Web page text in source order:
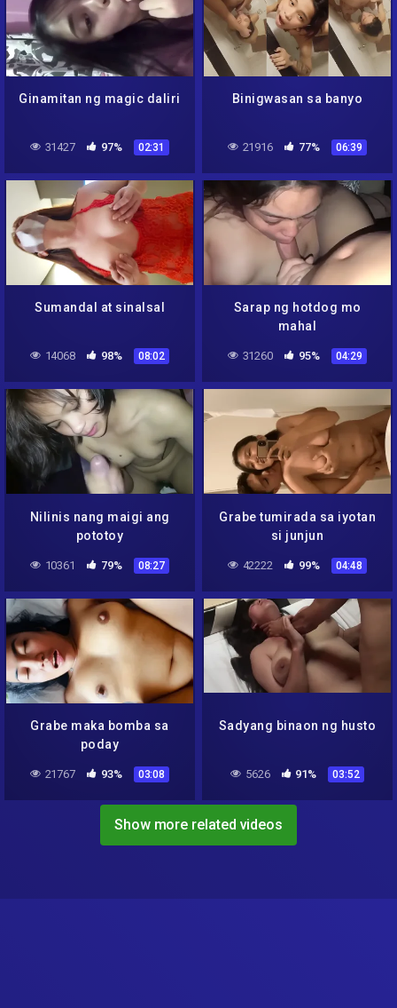
Ginamitan ng magic daliri
31427 97% 02:31
Binigwasan sa banyo
21916 77% 06:39
Sumandal at sinalsal
14068 98% 08:02
Sarap ng hotdog mo
mahal
31260 95% 04:29
Nilinis nang maigi ang
pototoy
10361 79% 08:27
Grabe tumirada sa iyotan
si junjun
42222 99% 04:48
Grabe maka bomba sa
poday
21767 93% 03:08
Sadyang binaon ng husto
5626 91% 03:52
Show more related videos